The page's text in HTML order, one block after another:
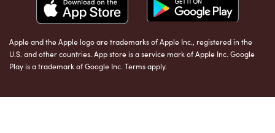
Apple and the Apple logo are trademarks of Apple Inc., registered in the
U.S. and other countries. App store is a service mark of Apple Inc. Google
Play is a trademark of Google Inc. Terms apply.